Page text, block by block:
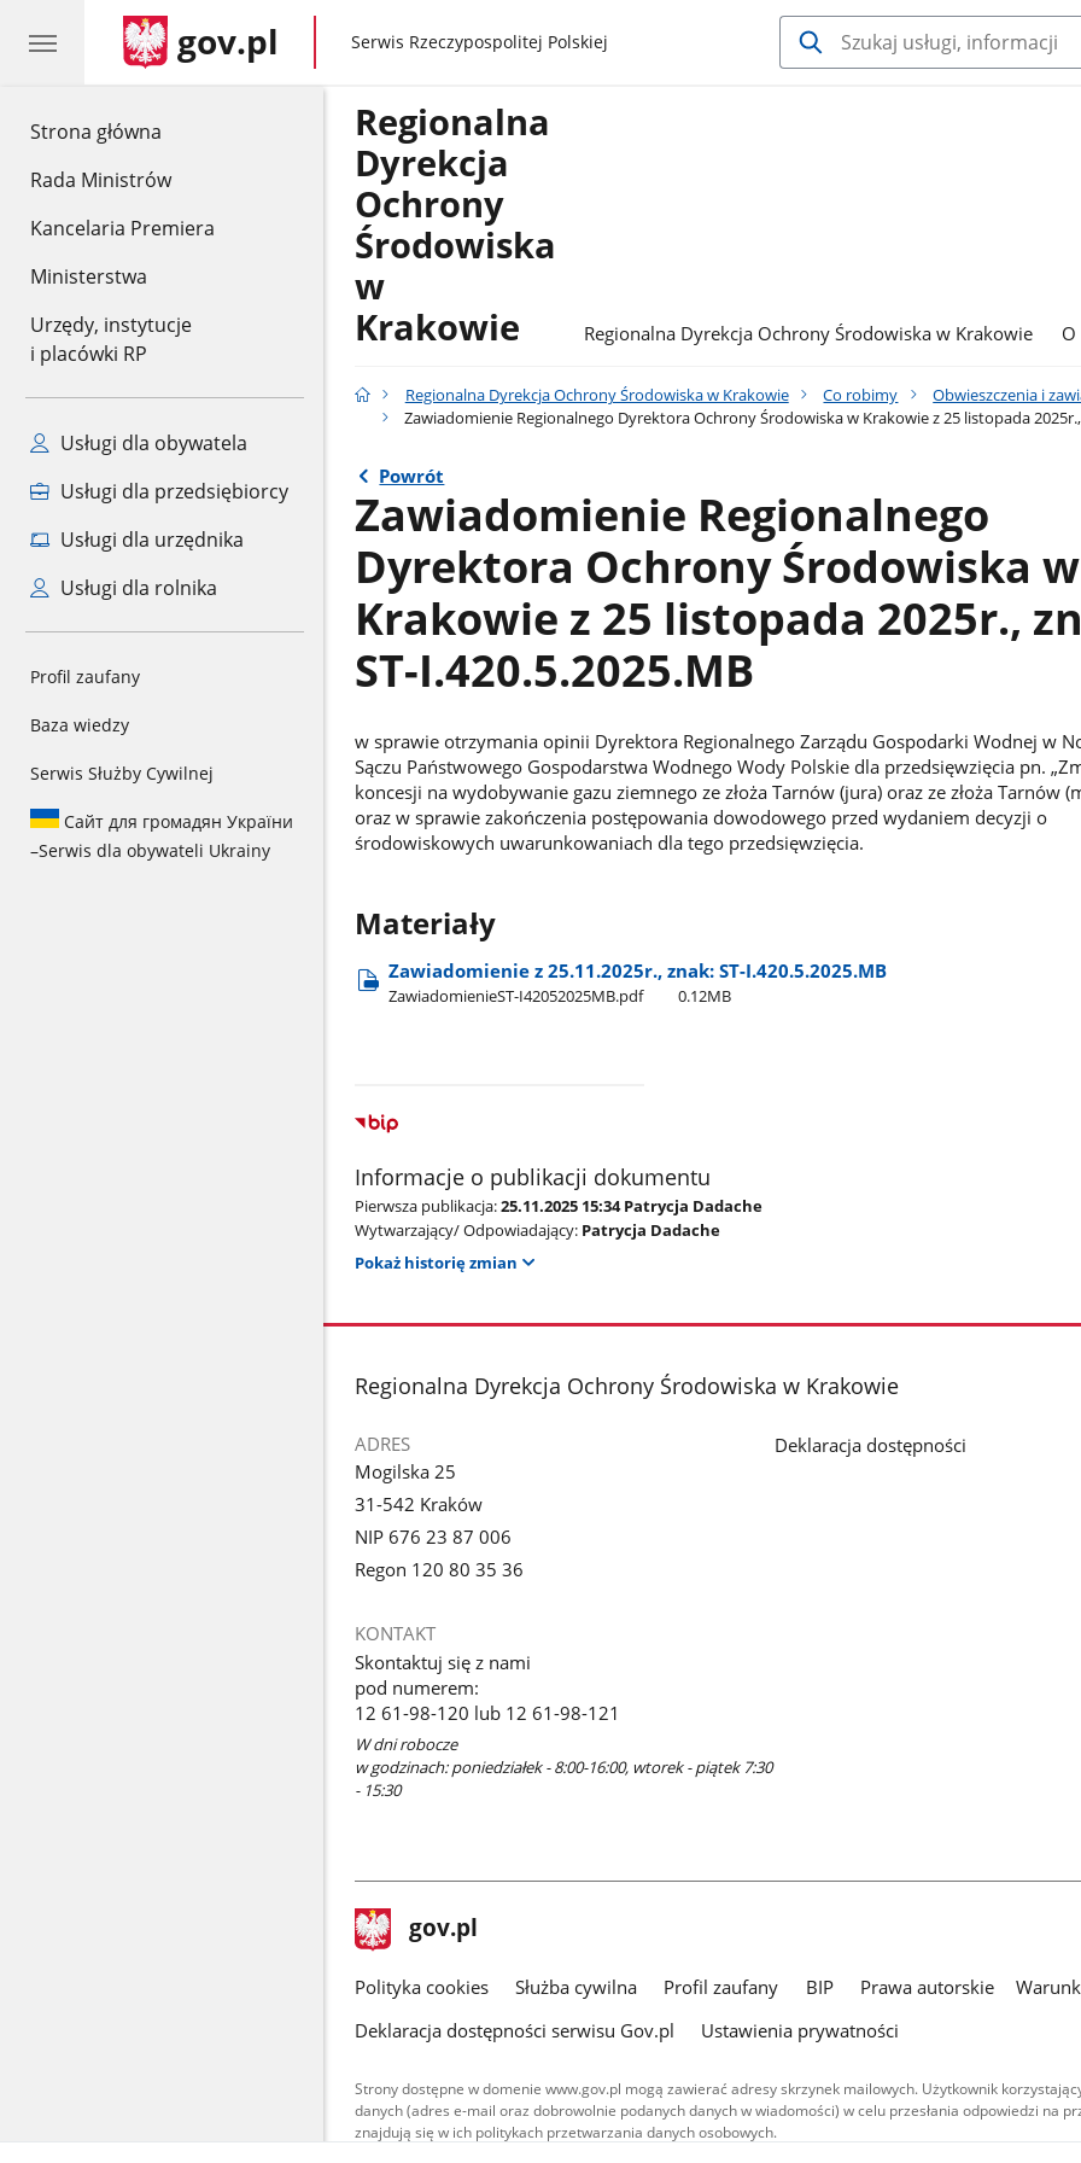
Strona główna
Rada Ministrów
Kancelaria Premiera
Ministerstwa
Urzędy, instytucje
i placówki RP
Usługi dla obywatela
Usługi dla przedsiębiorcy
Usługi dla urzędnika
Usługi dla rolnika
Profil zaufany
Baza wiedzy
Serwis Służby Cywilnej
Сайт для громадян України
–Serwis dla obywateli Ukrainy
gov.pl gov.pl
Serwis Rzeczypospolitej Polskiej
Regionalna
Dyrekcja
Ochrony
Środowiska
w
Krakowie
Regionalna Dyrekcja Ochrony Środowiska w Krakowie O
Regionalna Dyrekcja Ochrony Środowiska w Krakowie Co robimy Obwieszczenia i
Zawiadomienie Regionalnego Dyrektora Ochrony Środowiska w Krakowie z 25 listopada 2025r.,
Powrót
Zawiadomienie Regionalnego
Dyrektora Ochrony Środowiska w
Krakowie z 25 listopada 2025r.,
ST-I.420.5.2025.MB
w sprawie otrzymania opinii Dyrektora Regionalnego Zarządu Gospodarki Wodnej w
Sączu Państwowego Gospodarstwa Wodnego Wody Polskie dla przedsięwzięcia pn.
koncesji na wydobywanie gazu ziemnego ze złoża Tarnów (jura) oraz ze złoża Tarnów
oraz w sprawie zakończenia postępowania dowodowego przed wydaniem decyzji o
środowiskowych uwarunkowaniach dla tego przedsięwzięcia.
Materiały
Zawiadomienie z 25.11.2025r., znak: ST-I.420.5.2025.MB
ZawiadomienieST-I42052025MB.pdf 0.12MB
Informacje o publikacji dokumentu
Pierwsza publikacja:25.11.2025 15:34 Patrycja Dadache
Wytwarzający/ Odpowiadający: Patrycja Dadache
Pokaż historię zmian
stopka
Regionalna Dyrekcja Ochrony Środowiska w Krakowie
ADRES
Mogilska 25
31-542 Kraków
NIP 676 23 87 006
Regon 120 80 35 36
KONTAKT
Skontaktuj się z nami
pod numerem:
12 61-98-120 lub 12 61-98-121
W dni robocze
w godzinach: poniedziałek - 8:00-16:00, wtorek - piątek 7:30
- 15:30
Deklaracja dostępności
stopka
gov.pl Strona
gov.pl
gov.pl
Polityka cookies Służba cywilna Profil zaufany BIP Prawa autorskie
Deklaracja dostępności serwisu Gov.pl
Ustawienia prywatności
Strony dostępne w domenie www.gov.pl mogą zawierać adresy skrzynek mailowych. Użytkownik
danych (adres e-mail oraz dobrowolnie podanych danych w wiadomości) w celu przesłania odpowiedzi na
znajdują się w ich politykach przetwarzania danych osobowych.